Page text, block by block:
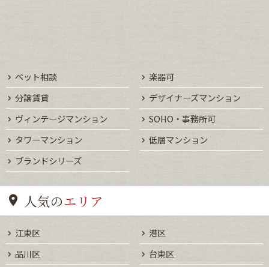
ペット相談
楽器可
分譲賃貸
デザイナーズマンション
ヴィンテージマンション
SOHO・事務所可
タワーマンション
低層マンション
ブランドシリーズ
人気のエリア
江東区
港区
品川区
台東区